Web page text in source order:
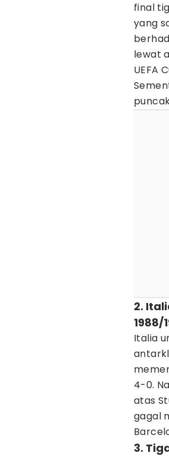
final
yang
lewat
UEFA
2.
1988/
Italia
4-0.
atas
gagal
3.